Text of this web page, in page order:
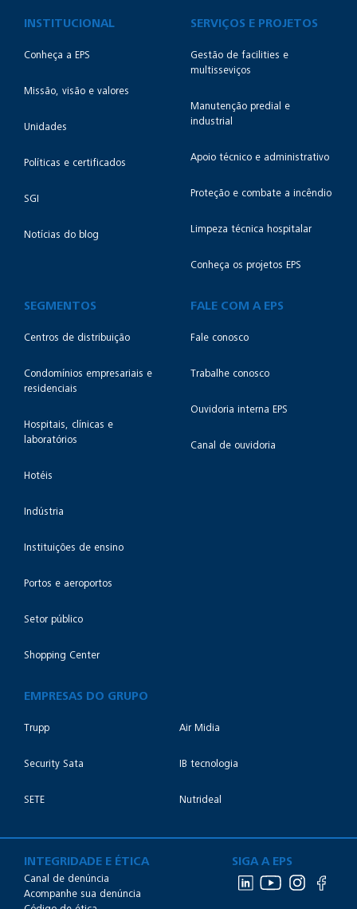
INSTITUCIONAL
Conheça a EPS
Missão, visão e valores
Unidades
Políticas e certificados
SGI
Notícias do blog
SERVIÇOS E PROJETOS
Gestão de facilities e
multisseviços
Manutenção predial e
industrial
Apoio técnico e administrativo
Proteção e combate a incêndio
Limpeza técnica hospitalar
Conheça os projetos EPS
SEGMENTOS
Centros de distribuição
Condomínios empresariais e
residenciais
Hospitais, clínicas e
laboratórios
Hotéis
Indústria
Instituições de ensino
Portos e aeroportos
Setor público
Shopping Center
FALE COM A EPS
Fale conosco
Trabalhe conosco
Ouvidoria interna EPS
Canal de ouvidoria
EMPRESAS DO GRUPO
Trupp
Security Sata
SETE
Air Midia
IB tecnologia
Nutrideal
INTEGRIDADE E ÉTICA
Canal de denúncia
Acompanhe sua denúncia
SIGA A EPS